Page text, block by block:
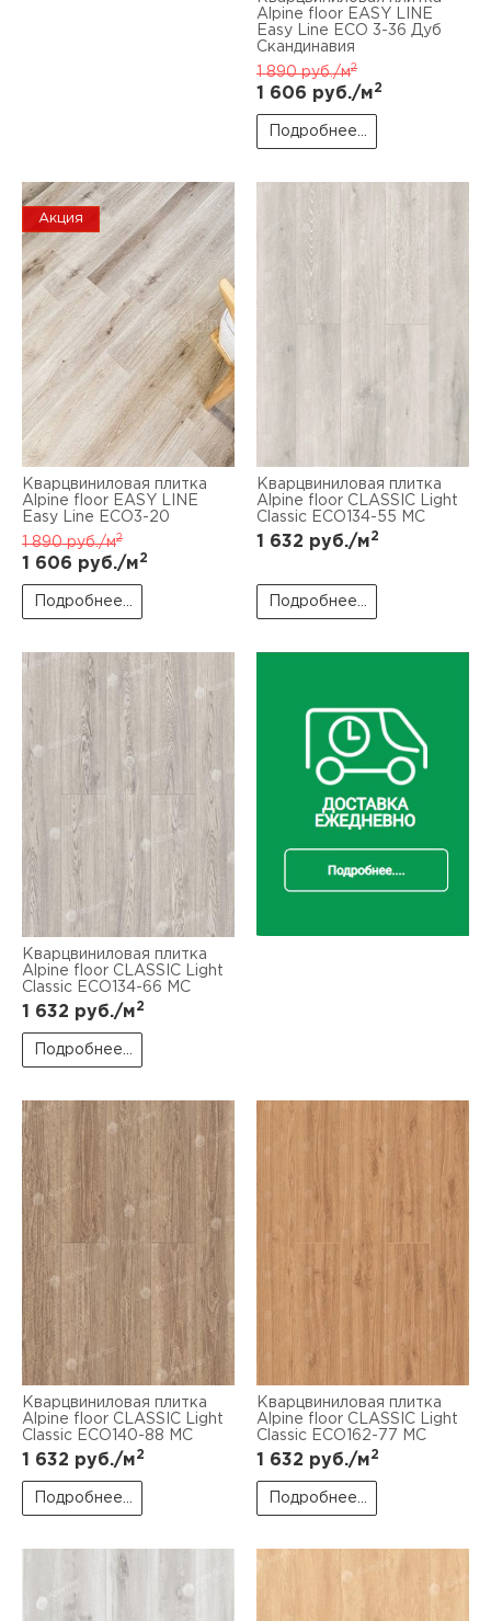
Alpine floor EASY LINE
Easy Line ЕСО 3-36 Дуб
Скандинавия
1 890руб./м2
1 606 руб./м2
Подробнее...
Акция
Кварцвиниловая плитка
Alpine floor EASY LINE
Easy Line ЕСО3-20
1 890руб./м2
1 606 руб./м2
Подробнее...
Кварцвиниловая плитка
Alpine floor CLASSIC Light
Classic ЕСО134-55 MC
1 632 руб./м2
Подробнее...
Кварцвиниловая плитка
Alpine floor CLASSIC Light
Classic ЕСО134-66 MC
1 632 руб./м2
Подробнее...
Кварцвиниловая плитка
Alpine floor CLASSIC Light
Classic ЕСО140-88 MC
1 632 руб./м2
Подробнее...
Кварцвиниловая плитка
Alpine floor CLASSIC Light
Classic ЕСО162-77 MC
1 632 руб./м2
Подробнее...